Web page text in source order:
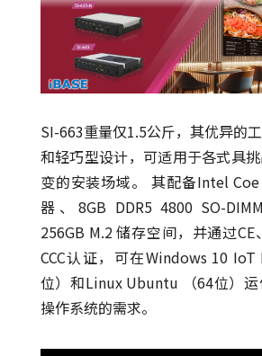
SI-663重量仅1.5公斤，其优异的
和轻巧型设计，可适用于各式具
变的安装场域。 其配备Intel
器、8GB DDR5 4800 SO-
256GB M.2 储存空间，并通过CE
CCC认证，可在Windows 10
位）和Linux Ubuntu （64位）运
操作系统的需求。